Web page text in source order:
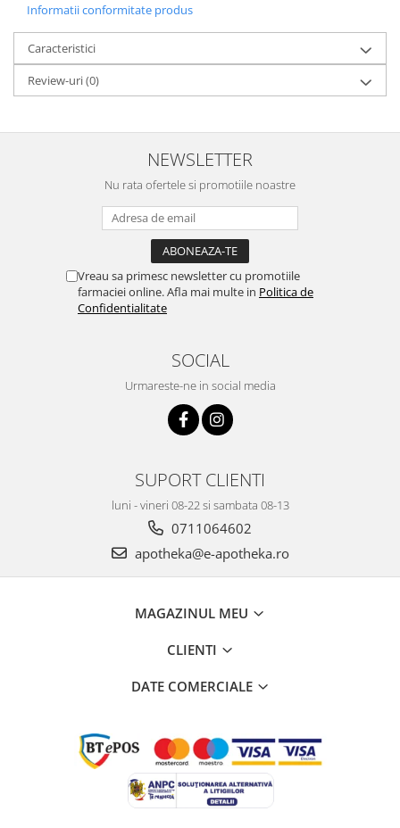
Informatii conformitate produs
Caracteristici
Review-uri(0)
NEWSLETTER
Nu rata ofertele si promotiile noastre
Vreau sa primesc newsletter cu promotiile
farmaciei online. Afla mai multe in Politica de
Confidentialitate
SOCIAL
Urmareste-ne in social media
SUPORT CLIENTI
luni - vineri 08-22 si sambata 08-13
0711064602
apotheka@e-apotheka.ro
MAGAZINUL MEU
CLIENTI
DATE COMERCIALE